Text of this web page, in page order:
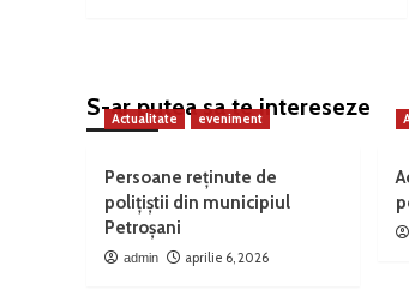
S-ar putea sa te intereseze
Actualitate eveniment
Persoane reținute de
polițiștii din municipiul
Petroșani
admin aprilie 6, 2026